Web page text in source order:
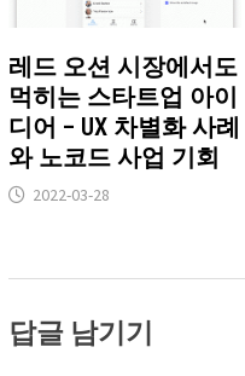
레드 오션 시장에서도
먹히는 스타트업 아이
디어 – UX 차별화 사례
와 노코드 사업 기회
2022-03-28
답글 남기기